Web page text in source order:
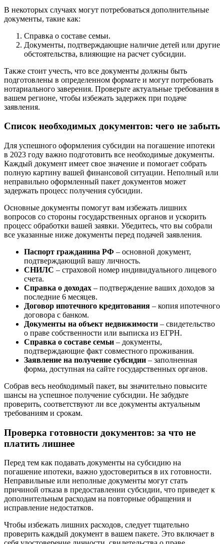
В некоторых случаях могут потребоваться дополнительные
документы, такие как:
Справка о составе семьи.
Документы, подтверждающие наличие детей или другие
обстоятельства, влияющие на расчет субсидии.
Также стоит учесть, что все документы должны быть
подготовлены в определенном формате и могут потребовать
нотариального заверения. Проверьте актуальные требования в
вашем регионе, чтобы избежать задержек при подаче
заявления.
Список необходимых документов: чего не забыть
Для успешного оформления субсидии на погашение ипотеки
в 2023 году важно подготовить все необходимые документы.
Каждый документ имеет свое значение и помогает собрать
полную картину вашей финансовой ситуации. Неполный или
неправильно оформленный пакет документов может
задержать процесс получения субсидии.
Основные документы помогут вам избежать лишних
вопросов со стороны государственных органов и ускорить
процесс обработки вашей заявки. Убедитесь, что вы собрали
все указанные ниже документы перед подачей заявления.
Паспорт гражданина РФ – основной документ,
подтверждающий вашу личность.
СНИЛС – страховой номер индивидуального лицевого
счета.
Справка о доходах – подтверждение ваших доходов за
последние 6 месяцев.
Договор ипотечного кредитования – копия ипотечного
договора с банком.
Документы на объект недвижимости – свидетельство
о праве собственности или выписка из ЕГРН.
Справка о составе семьи – документы,
подтверждающие факт совместного проживания.
Заявление на получение субсидии – заполненная
форма, доступная на сайте государственных органов.
Собрав весь необходимый пакет, вы значительно повысите
шансы на успешное получение субсидии. Не забудьте
проверить, соответствуют ли все документы актуальным
требованиям и срокам.
Проверка готовности документов: за что не
платить лишнее
Перед тем как подавать документы на субсидию на
погашение ипотеки, важно удостовериться в их готовности.
Неправильные или неполные документы могут стать
причиной отказа в предоставлении субсидии, что приведет к
дополнительным расходам на повторные обращения и
исправление недостатков.
Чтобы избежать лишних расходов, следует тщательно
проверить каждый документ в вашем пакете. Это включает в